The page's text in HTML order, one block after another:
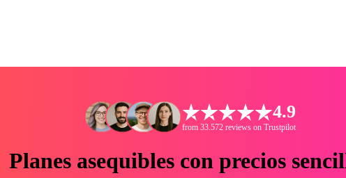
4.9
from 33.572 reviews on Trustpilot
Planes asequibles con precios